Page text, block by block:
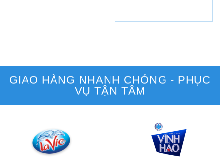
GIAO HÀNG NHANH CHÓNG - PHỤC
VỤ TẬN TÂM